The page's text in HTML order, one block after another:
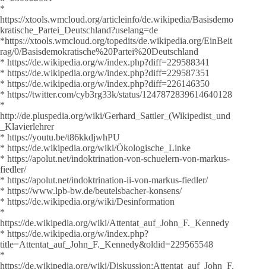
*
https://xtools.wmcloud.org/articleinfo/de.wikipedia/Basisdemo
kratische_Partei_Deutschland?uselang=de
*https://xtools.wmcloud.org/topedits/de.wikipedia.org/EinBeit
rag/0/Basisdemokratische%20Partei%20Deutschland
* https://de.wikipedia.org/w/index.php?diff=229588341
* https://de.wikipedia.org/w/index.php?diff=229587351
* https://de.wikipedia.org/w/index.php?diff=226146350
* https://twitter.com/cyb3rg33k/status/1247872839614640128
*
http://de.pluspedia.org/wiki/Gerhard_Sattler_(Wikipedist_und
_Klavierlehrer
* https://youtu.be/t86kkdjwhPU
* https://de.wikipedia.org/wiki/Ökologische_Linke
* https://apolut.net/indoktrination-von-schuelern-von-markus-
fiedler/
* https://apolut.net/indoktrination-ii-von-markus-fiedler/
* https://www.lpb-bw.de/beutelsbacher-konsens/
* https://de.wikipedia.org/wiki/Desinformation
*
https://de.wikipedia.org/wiki/Attentat_auf_John_F._Kennedy
* https://de.wikipedia.org/w/index.php?
title=Attentat_auf_John_F._Kennedy&oldid=229565548
*
https://de.wikipedia.org/wiki/Diskussion:Attentat_auf_John_F.